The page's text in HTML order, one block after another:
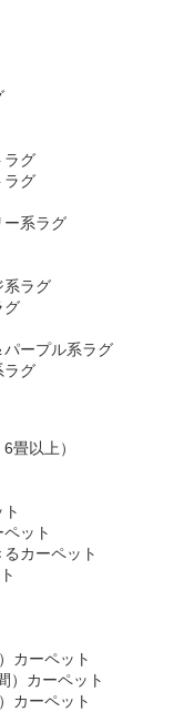
ラグ
ラグ
ー系ラグ
系ラグ
グ
ープル系ラグ
ラグ
畳以上）
ット
カーペット
カーペット
）カーペット
カーペット